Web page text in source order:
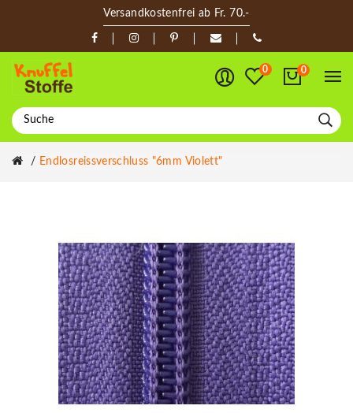
Versandkostenfrei ab Fr. 70.-
0 0
Endlosreissverschluss "6mm Violett"